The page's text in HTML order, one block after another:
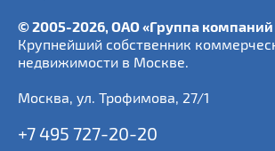
© 2005-2026, ОАО «Группа
Крупнейший собственник
недвижимости в Москве.
Москва, ул. Трофимова, 27/1
+7 495 727-20-20